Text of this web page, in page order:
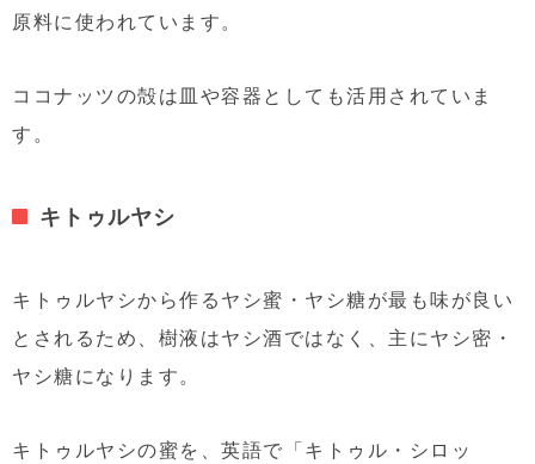
原料に使われています。
ココナッツの殻は皿や容器としても活用されていま
す。
キトゥルヤシ
キトゥルヤシから作るヤシ蜜・ヤシ糖が最も味が良い
とされるため、樹液はヤシ酒ではなく、主にヤシ密・
ヤシ糖になります。
キトゥルヤシの蜜を、英語で「キトゥル・シロッ